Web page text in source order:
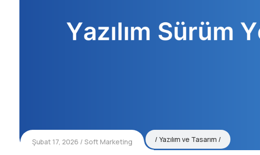
Şubat 17, 2026 Soft Marketing Yazılım ve Tasarım